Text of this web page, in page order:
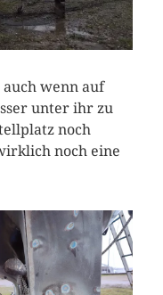
wenn auf
unter ihr zu
noch
noch eine